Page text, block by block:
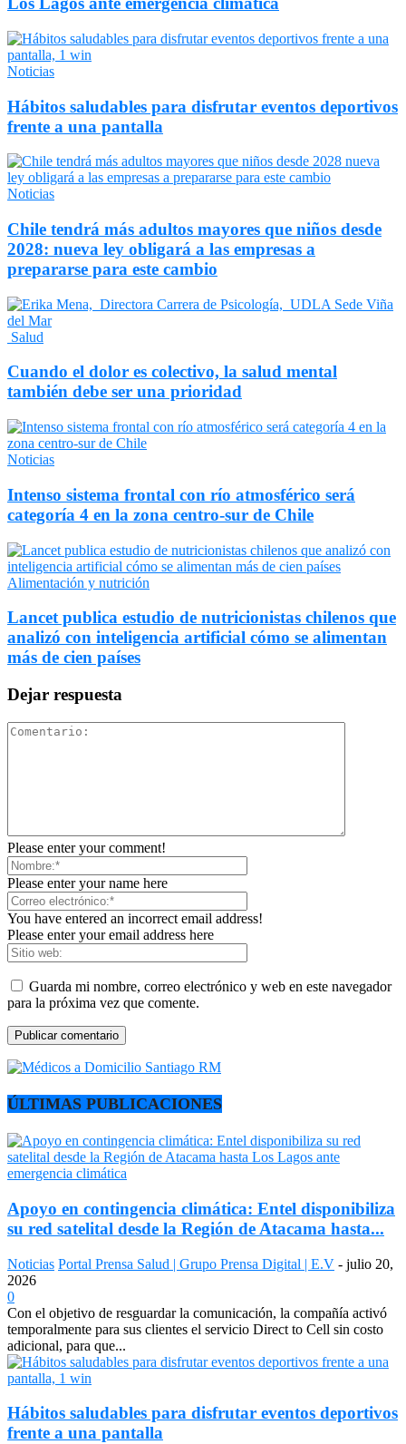
Noticias
Hábitos saludables para disfrutar eventos deportivos
frente a una pantalla
Noticias
Chile tendrá más adultos mayores que niños desde
2028: nueva ley obligará a las empresas a
prepararse para este cambio
Salud
Cuando el dolor es colectivo, la salud mental
también debe ser una prioridad
Noticias
Intenso sistema frontal con río atmosférico será
categoría 4 en la zona centro-sur de Chile
Alimentación y nutrición
Lancet publica estudio de nutricionistas chilenos que
analizó con inteligencia artificial cómo se alimentan
más de cien países
Dejar respuesta
Please enter your comment!
Please enter your name here
You have entered an incorrect email address!
Please enter your email address here
Guarda mi nombre, correo electrónico y web en este navegador
para la próxima vez que comente.
ÚLTIMAS PUBLICACIONES
Apoyo en contingencia climática: Entel disponibiliza
su red satelital desde la Región de Atacama hasta...
Noticias Portal Prensa Salud | Grupo Prensa Digital | E.V - julio 20,
2026
0
Con el objetivo de resguardar la comunicación, la compañía activó
temporalmente para sus clientes el servicio Direct to Cell sin costo
adicional, para que...
Hábitos saludables para disfrutar eventos deportivos
frente a una pantalla